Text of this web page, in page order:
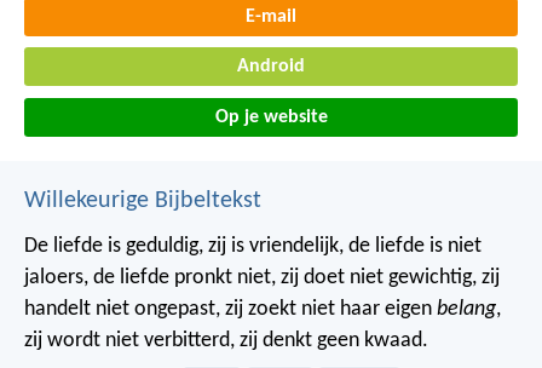
E-mail
Android
Op je website
Willekeurige Bijbeltekst
De liefde is geduldig, zij is vriendelijk, de liefde is niet
jaloers, de liefde pronkt niet, zij doet niet gewichtig, zij
handelt niet ongepast, zij zoekt niet haar eigen belang,
zij wordt niet verbitterd, zij denkt geen kwaad.